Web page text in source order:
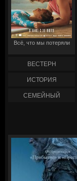
Всё, что мы потеряли
ВЕСТЕРН
ИСТОРИЯ
СЕМЕЙНЫЙ